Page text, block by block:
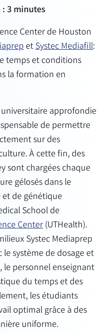
3 minutes
Center de Houston
etSystec Mediafill:
temps et conditions
la formation en
approfondie
de permettre
sur des
À cette fin, des
sont chargées chaque
gélosés dans le
de génétique
School de
Center(UTHealth).
Systec Mediaprep
système de dosage et
personnel enseignant
du temps et des
les étudiants
optimal grâce à des
uniforme.